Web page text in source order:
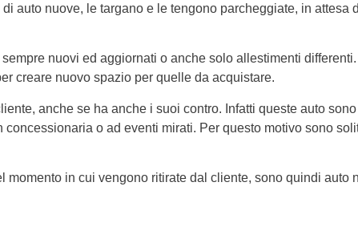
auto nuove, le targano e le tengono parcheggiate, in attesa
nuovi ed aggiornati o anche solo allestimenti
creare nuovo spazio per quelle da acquistare.
anche se ha anche i suoi contro. Infatti queste auto
o ad eventi mirati. Per questo motivo sono
in cui vengono ritirate dal cliente, sono quindi auto